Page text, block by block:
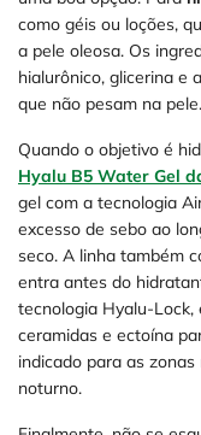
como géis ou loções,
a pele oleosa. Os
hialurônico, glicerina e
que não pesam na pele.
Quando o objetivo é
Hyalu B5 Water Gel
gel com a tecnologia
excesso de sebo ao
seco. A linha também
entra antes do
tecnologia Hyalu-Lock,
ceramidas e ectoína
indicado para as
noturno.